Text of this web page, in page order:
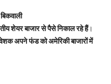
शेयर बाजार से पैसे निकाल रहे हैं।
अपने फंड को अमेरिकी बाजारों में